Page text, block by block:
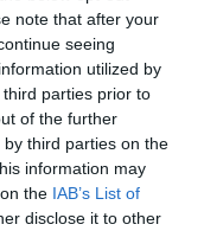
note that after your
seeing
utilized by
parties prior to
of the further
third parties on the
information may
the IAB’s List of
disclose it to other
un punto di
che abbiamo
che ci